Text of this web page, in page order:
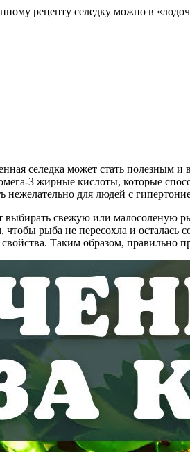
рецепту селедку можно в
селедка может стать полезным
3 жирные кислоты, которые
нежелательно для людей с
свежую или малосоленую
чтобы рыба не пересохла и
Таким образом, правильно